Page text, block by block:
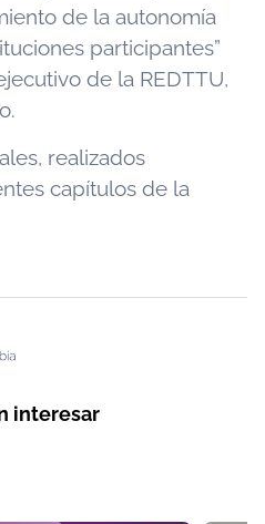
de la autonomía
participantes”
de la REDTTU,
realizados
capítulos de la
interesar